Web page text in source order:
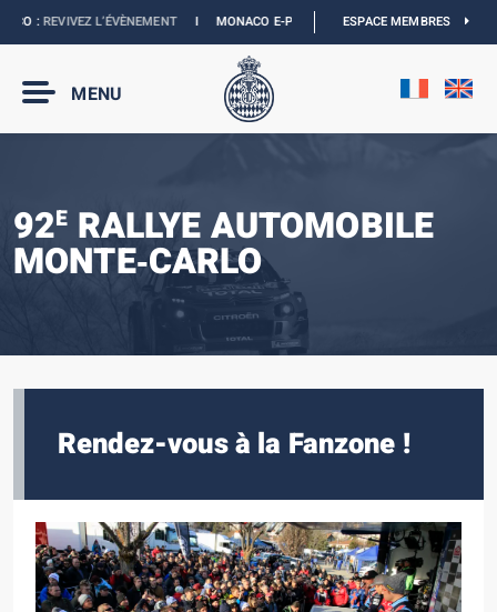
REVIVEZ L’ÉVÈNEMENTI MONACO E-PRIX 2027 : NOUVELLES DATESI
ESPACE MEMBRES
MENU
92E RALLYE AUTOMOBILE
MONTE‑CARLO
Rendez-vous à la Fanzone !